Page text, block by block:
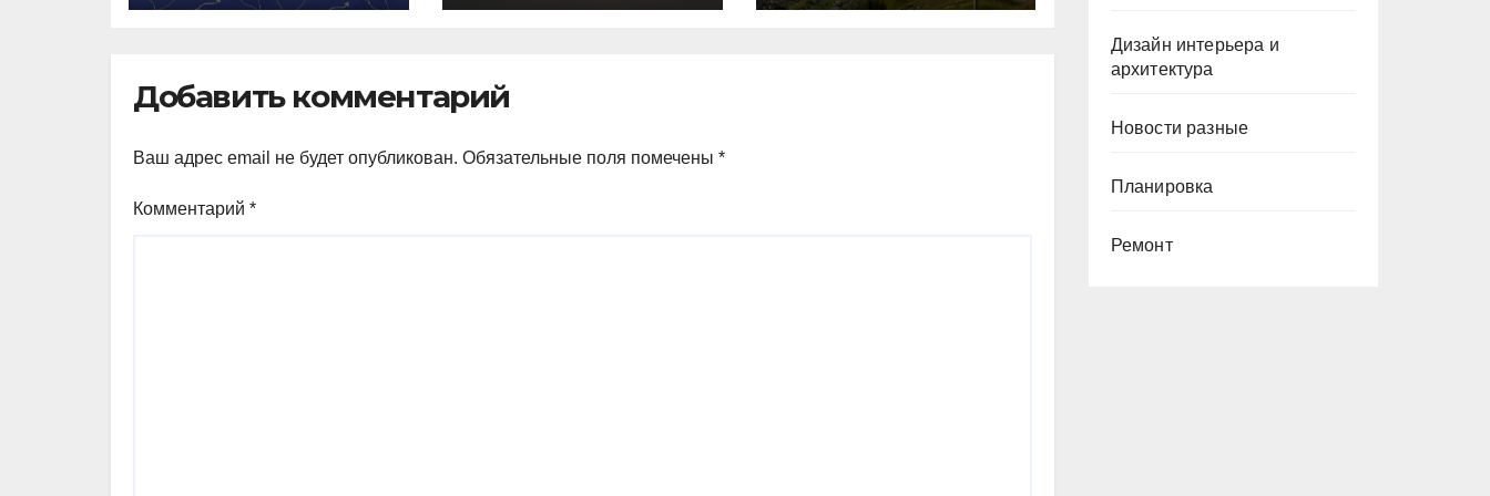
августа
криптовалют в
Добавить комментарий
Ваш адрес email не будет опубликован. Обязательные поля помечены *
Комментарий *
Дизайн интерьера и
архитектура
Новости разные
Планировка
Ремонт